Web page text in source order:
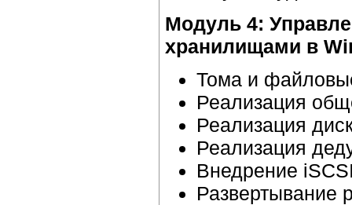
Модуль 4:
хранилищами в
Тома и
Реализация
Реализация
Реализация
Внедрение
Развертывание